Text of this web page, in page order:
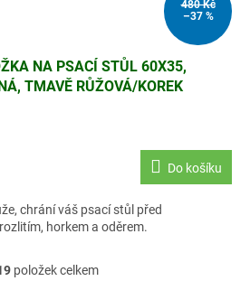
480 Kč
–37 %
NA PSACÍ STŮL 60X35,
TMAVĚ RŮŽOVÁ/KOREK
Do košíku
chrání váš psací stůl před
horkem a oděrem.
položek celkem